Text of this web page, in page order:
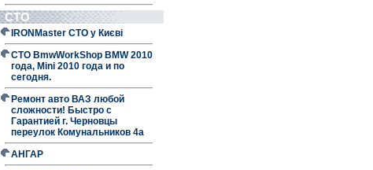
СТО
IRONMaster СТО у Києві
СТО BmwWorkShop BMW 2010
года, Mini 2010 года и по
сегодня.
Ремонт авто ВАЗ любой
сложности! Быстро с
Гарантией г. Черновцы
переулок Комунальников 4а
АНГАР